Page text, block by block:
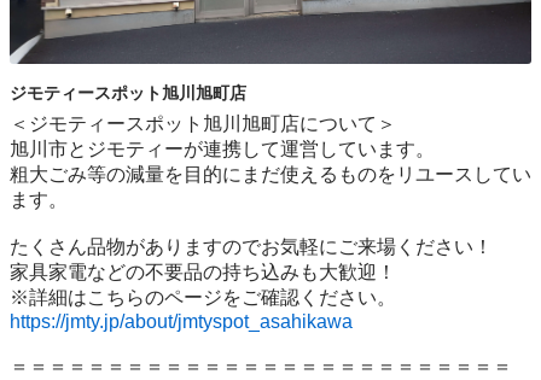
ジモティースポット旭川旭町店
＜ジモティースポット旭川旭町店について＞
旭川市とジモティーが連携して運営しています。
粗⼤ごみ等の減量を⽬的にまだ使えるものをリユースしてい
ます。
たくさん品物がありますのでお気軽にご来場ください！
家具家電などの不要品の持ち込みも大歓迎！
https://jmty.jp/about/jmtyspot_asahikawa
＝＝＝＝＝＝＝＝＝＝＝＝＝＝＝＝＝＝＝＝＝＝＝＝＝＝